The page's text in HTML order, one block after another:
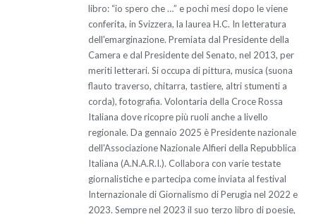
libro: “io spero che …” e pochi mesi dopo le viene
conferita, in Svizzera, la laurea H.C. In letteratura
dell'emarginazione. Premiata dal Presidente della
Camera e dal Presidente del Senato, nel 2013, per
meriti letterari. Si occupa di pittura, musica (suona
flauto traverso, chitarra, tastiere, altri stumenti a
corda), fotografia. Volontaria della Croce Rossa
Italiana dove ricopre più ruoli anche a livello
regionale. Da gennaio 2025 è Presidente nazionale
dell'Associazione Nazionale Alfieri della Repubblica
Italiana (A.N.A.R.I.). Collabora con varie testate
giornalistiche e partecipa come inviata al festival
Internazionale di Giornalismo di Perugia nel 2022 e
2023. Sempre nel 2023 il suo terzo libro di poesie,